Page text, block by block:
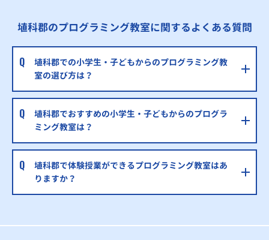
埴科郡のプログラミング教室に関するよくある質問
埴科郡での小学生・子どもからのプログラミング教
室の選び方は？
埴科郡でおすすめの小学生・子どもからのプログラ
ミング教室は？
埴科郡で体験授業ができるプログラミング教室はあ
りますか？